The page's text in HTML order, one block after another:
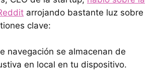
arrojando bastante luz sobre
clave:
navegación se almacenan de
en local en tu dispositivo.